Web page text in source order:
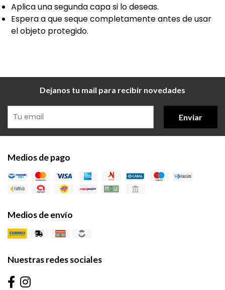
Aplica una segunda capa si lo deseas.
Espera a que seque completamente antes de usar
el objeto protegido.
Dejanos tu mail para recibir novedades
Enviar
Medios de pago
Medios de envío
Nuestras redes sociales